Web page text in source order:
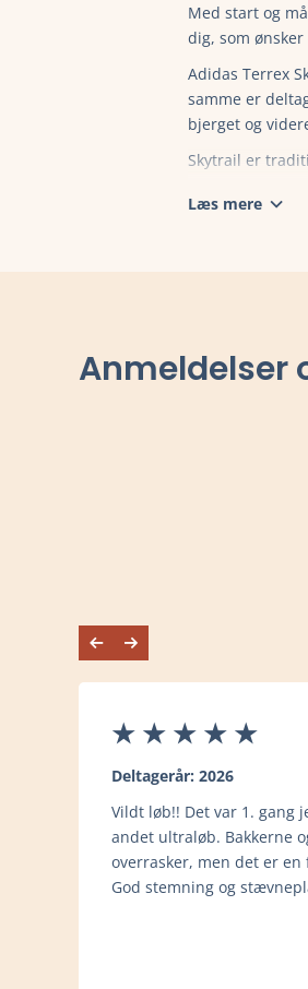
Med start og
dig, som
Adidas Terrex
samme er
bjerget og
Skytrail er
Læs mere
Anmeldelser
Deltagerår: 2026
Vildt løb!! Det var 1. gang
andet ultraløb. Bakkerne
overrasker, men det er
God stemning og